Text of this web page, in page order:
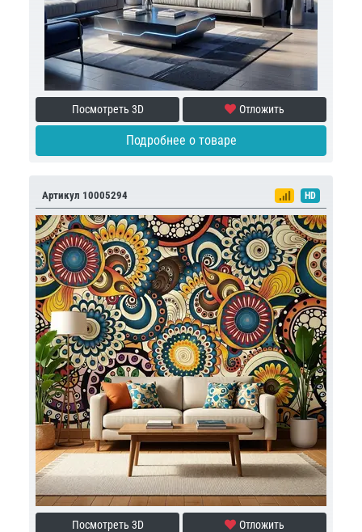
Посмотреть 3D Отложить
Подробнее о товаре
Артикул 10005294 HD
Посмотреть 3D Отложить